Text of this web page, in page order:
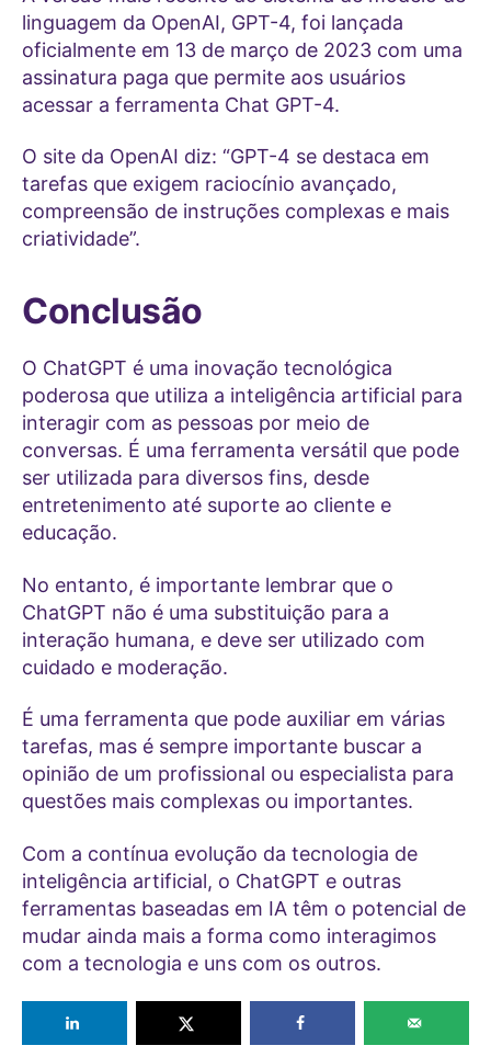
linguagem da OpenAI, GPT-4, foi lançada
oficialmente em 13 de março de 2023 com uma
assinatura paga que permite aos usuários
acessar a ferramenta Chat GPT-4.
O site da OpenAI diz: “GPT-4 se destaca em
tarefas que exigem raciocínio avançado,
compreensão de instruções complexas e mais
criatividade”.
Conclusão
O ChatGPT é uma inovação tecnológica
poderosa que utiliza a inteligência artificial para
interagir com as pessoas por meio de
conversas. É uma ferramenta versátil que pode
ser utilizada para diversos fins, desde
entretenimento até suporte ao cliente e
educação.
No entanto, é importante lembrar que o
ChatGPT não é uma substituição para a
interação humana, e deve ser utilizado com
cuidado e moderação.
É uma ferramenta que pode auxiliar em várias
tarefas, mas é sempre importante buscar a
opinião de um profissional ou especialista para
questões mais complexas ou importantes.
Com a contínua evolução da tecnologia de
inteligência artificial, o ChatGPT e outras
ferramentas baseadas em IA têm o potencial de
mudar ainda mais a forma como interagimos
com a tecnologia e uns com os outros.